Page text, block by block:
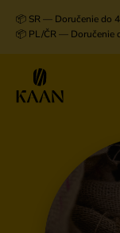
📦 SR — Doručenie do
📦 PL/ČR — Doručenie